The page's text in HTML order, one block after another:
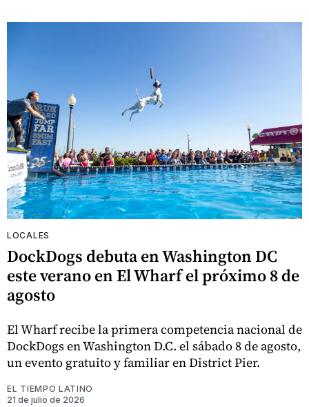
LOCALES
DockDogs debuta en Washington DC
este verano en El Wharf el próximo 8 de
agosto
El Wharf recibe la primera competencia nacional de
DockDogs en Washington D.C. el sábado 8 de agosto,
un evento gratuito y familiar en District Pier.
EL TIEMPO LATINO
21 de julio de 2026